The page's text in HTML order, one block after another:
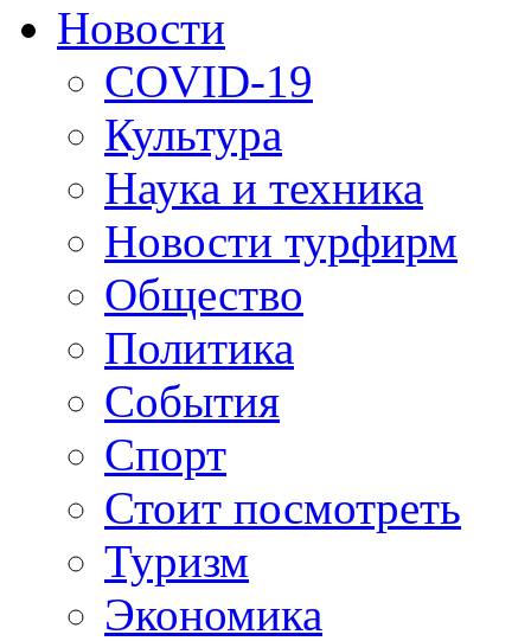
Новости
COVID-19
Культура
Наука и техника
Новости турфирм
Общество
Политика
События
Спорт
Стоит посмотреть
Туризм
Экономика